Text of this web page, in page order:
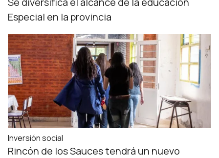
Especial en la provincia
Inversión social
Rincón de los Sauces tendrá un nuevo